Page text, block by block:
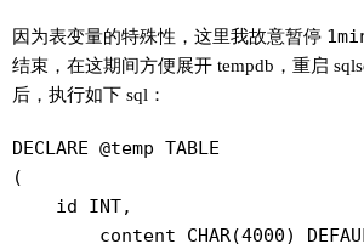
因为表变量的特殊性，这里我故意暂停
结束，在这期间方便展开 tempdb，重启
后，执行如下 sql：
DECLARE @temp TABLE
(
    id INT,